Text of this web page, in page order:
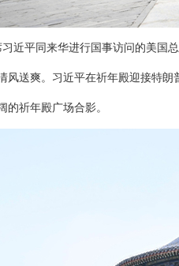
近平同来华进行国事访问的美国
风送爽。习近平在祈年殿迎接特朗
的祈年殿广场合影。